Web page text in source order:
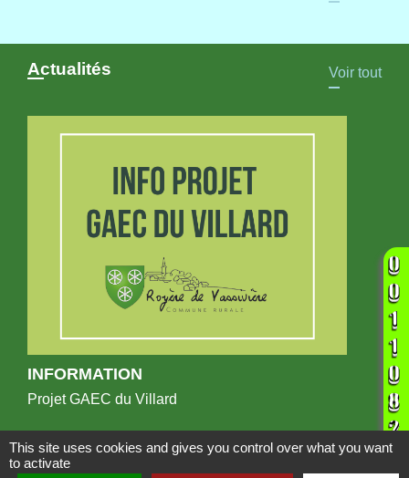
Actualités Voir tout
INFORMATION
Projet GAEC du Villard
This site uses cookies and gives you control over what you want
to activate